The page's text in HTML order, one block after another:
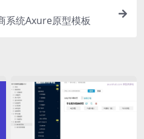
系统Axure原型模板